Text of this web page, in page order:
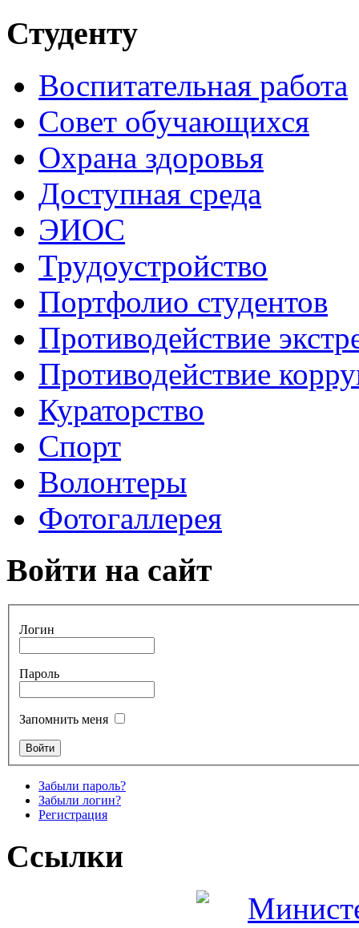
Студенту
Воспитательная работа
Совет обучающихся
Охрана здоровья
Доступная среда
ЭИОС
Трудоустройство
Портфолио студентов
Противодействие
Противодействие
Кураторство
Спорт
Волонтеры
Фотогаллерея
Войти на сайт
Логин
Пароль
Запомнить меня
Забыли пароль?
Забыли логин?
Регистрация
Ссылки